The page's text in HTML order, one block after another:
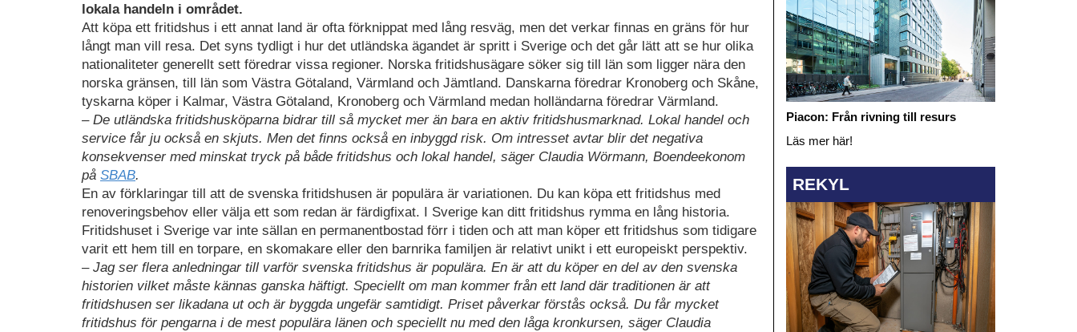
lokala handeln i området.
Att köpa ett fritidshus i ett annat land är ofta förknippat med lång resväg, men det verkar finnas en gräns för hur
långt man vill resa. Det syns tydligt i hur det utländska ägandet är spritt i Sverige och det går lätt att se hur olika
nationaliteter generellt sett föredrar vissa regioner. Norska fritidshusägare söker sig till län som ligger nära den
norska gränsen, till län som Västra Götaland, Värmland och Jämtland. Danskarna föredrar Kronoberg och Skåne,
tyskarna köper i Kalmar, Västra Götaland, Kronoberg och Värmland medan holländarna föredrar Värmland.
– De utländska fritidshusköparna bidrar till så mycket mer än bara en aktiv fritidshusmarknad. Lokal handel och
service får ju också en skjuts. Men det finns också en inbyggd risk. Om intresset avtar blir det negativa
konsekvenser med minskat tryck på både fritidshus och lokal handel, säger Claudia Wörmann, Boendeekonom
på SBAB.
En av förklaringar till att de svenska fritidshusen är populära är variationen. Du kan köpa ett fritidshus med
renoveringsbehov eller välja ett som redan är färdigfixat. I Sverige kan ditt fritidshus rymma en lång historia.
Fritidshuset i Sverige var inte sällan en permanentbostad förr i tiden och att man köper ett fritidshus som tidigare
varit ett hem till en torpare, en skomakare eller den barnrika familjen är relativt unikt i ett europeiskt perspektiv.
– Jag ser flera anledningar till varför svenska fritidshus är populära. En är att du köper en del av den svenska
historien vilket måste kännas ganska häftigt. Speciellt om man kommer från ett land där traditionen är att
fritidshusen ser likadana ut och är byggda ungefär samtidigt. Priset påverkar förstås också. Du får mycket
fritidshus för pengarna i de mest populära länen och speciellt nu med den låga kronkursen, säger Claudia
Piacon: Från rivning till resurs
Läs mer här!
REKYL